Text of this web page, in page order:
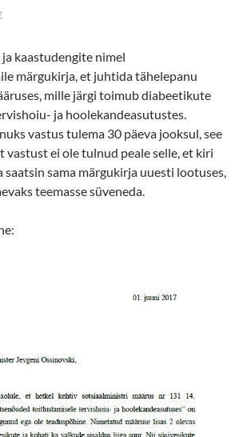
kaastudengite nimel
märgukirja, et juhtida tähelepanu
mille järgi toimub diabeetikute
ja hoolekandeasutustes.
vastus tulema 30 päeva jooksul, see
vastust ei ole tulnud peale selle, et kiri
saatsin sama märgukirja uuesti lootuses,
teemasse süveneda.